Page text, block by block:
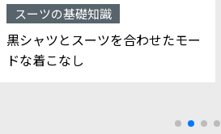
スーツの基礎知識
黒シャツとスーツを合わせたモー
ドな着こなし